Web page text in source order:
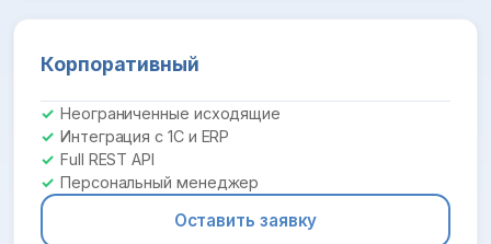
Корпоративный
Неограниченные исходящие
Интеграция с 1С и ERP
Full REST API
Персональный менеджер
Оставить заявку